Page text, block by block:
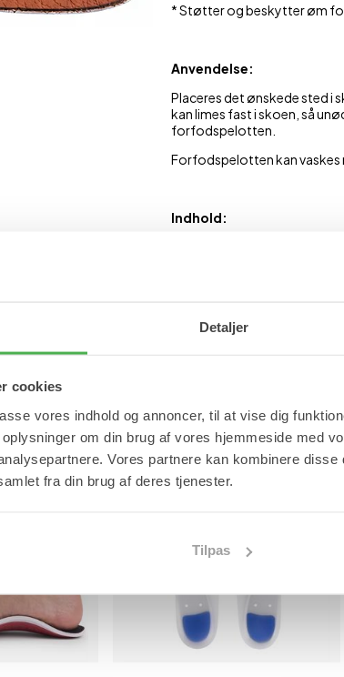
Detaljer
cookies
vores indhold og annoncer, til at vise dig
om din brug af vores hjemmeside med
Vores partnere kan kombinere
fra din brug af deres tjenester.
Tilpas
* Støtter og beskytter øm
Anvendelse:
Placeres det ønskede sted i
kan limes fast i skoen, så
forfodspelotten.
Forfodspelotten kan
Indhold:
Se mere
BESTSELLER